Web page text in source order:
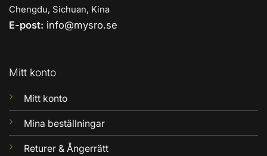
Chengdu, Sichuan, Kina
E-post: info@mysro.se
Mitt konto
Mitt konto
Mina beställningar
Returer & Ångerrätt